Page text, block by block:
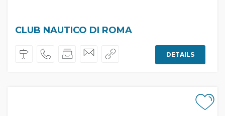
CLUB NAUTICO DI ROMA
DETAILS